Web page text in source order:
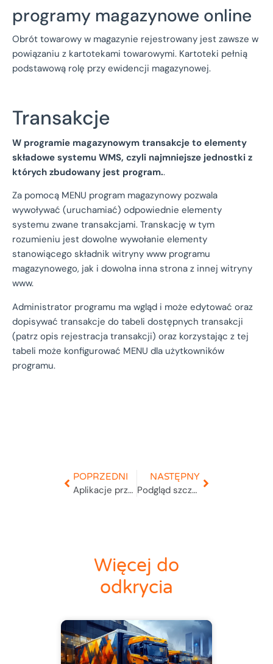
programy magazynowe online
Obrót towarowy w magazynie rejestrowany jest zawsze w
powiązaniu z kartotekami towarowymi. Kartoteki pełnią
podstawową rolę przy ewidencji magazynowej.
Transakcje
W programie magazynowym transakcje to elementy
składowe systemu WMS, czyli najmniejsze jednostki z
których zbudowany jest program..
Za pomocą MENU program magazynowy pozwala
wywoływać (uruchamiać) odpowiednie elementy
systemu zwane transakcjami. Transkację w tym
rozumieniu jest dowolne wywołanie elementy
stanowiącego składnik witryny www programu
magazynowego, jak i dowolna inna strona z innej witryny
www.
Administrator programu ma wgląd i może edytować oraz
dopisywać transakcje do tabeli dostępnych transakcji
(patrz opis rejestracja transakcji) oraz korzystając z tej
tabeli może konfigurować MENU dla użytkowników
programu.
POPRZEDNI
Aplikacje przeglądarkowe dla handlowców
NASTĘPNY
Podgląd szczegóły
Więcej do
odkrycia